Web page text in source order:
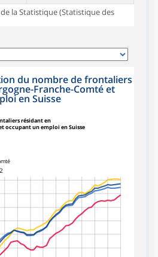
la Statistique (Statistique des
du nombre de frontaliers
Franche-Comté et
en Suisse
résidant en
occupant un emploi en Suisse